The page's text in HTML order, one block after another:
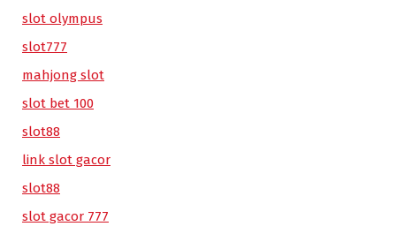
slot olympus
slot777
mahjong slot
slot bet 100
slot88
link slot gacor
slot88
slot gacor 777